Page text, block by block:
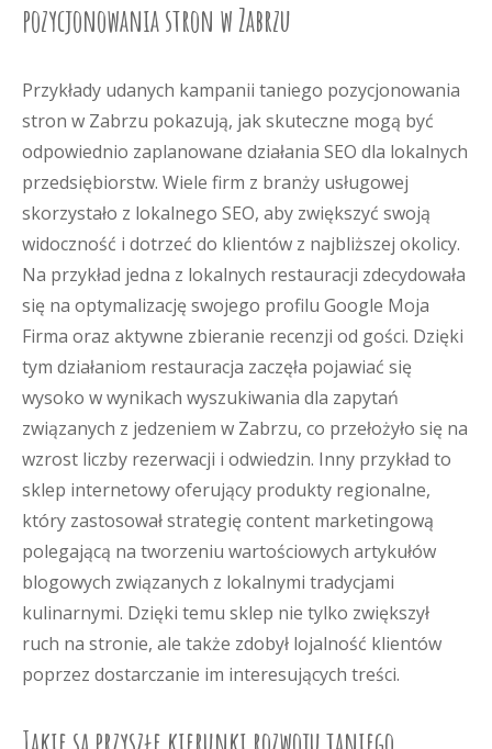
pozycjonowania stron w Zabrzu
Przykłady udanych kampanii taniego pozycjonowania
stron w Zabrzu pokazują, jak skuteczne mogą być
odpowiednio zaplanowane działania SEO dla lokalnych
przedsiębiorstw. Wiele firm z branży usługowej
skorzystało z lokalnego SEO, aby zwiększyć swoją
widoczność i dotrzeć do klientów z najbliższej okolicy.
Na przykład jedna z lokalnych restauracji zdecydowała
się na optymalizację swojego profilu Google Moja
Firma oraz aktywne zbieranie recenzji od gości. Dzięki
tym działaniom restauracja zaczęła pojawiać się
wysoko w wynikach wyszukiwania dla zapytań
związanych z jedzeniem w Zabrzu, co przełożyło się na
wzrost liczby rezerwacji i odwiedzin. Inny przykład to
sklep internetowy oferujący produkty regionalne,
który zastosował strategię content marketingową
polegającą na tworzeniu wartościowych artykułów
blogowych związanych z lokalnymi tradycjami
kulinarnymi. Dzięki temu sklep nie tylko zwiększył
ruch na stronie, ale także zdobył lojalność klientów
poprzez dostarczanie im interesujących treści.